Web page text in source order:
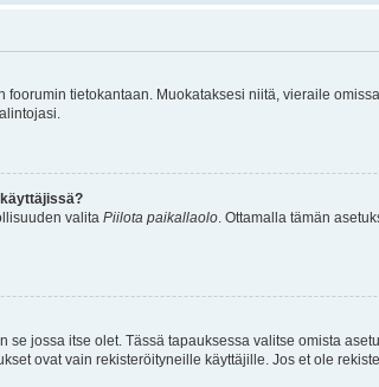
tietokantaan. Muokataksesi niitä, vieraile
valita Piilota paikallaolo . Ottamalla tämän
jossa itse olet. Tässä tapauksessa valitse omista
ovat vain rekisteröityneille käyttäjille. Jos et ole